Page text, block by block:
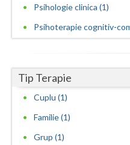
Salaj
Satu-Mare
Suceava
Teleorman
Psihologie clinica (1)
Psihoterapie cognitiv-
Tip Terapie
Cuplu (1)
Familie (1)
Grup (1)